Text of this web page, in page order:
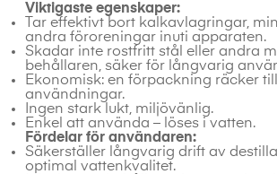
Viktigaste egenskaper:
Tar effektivt bort kalkavlagringar,
andra föroreningar inuti apparaten.
Skadar inte rostfritt stål eller andra
behållaren, säker för långvarig
Ekonomisk: en förpackning räcker
användningar.
Ingen stark lukt, miljövänlig.
Enkel att använda – löses i vatten.
Fördelar för användaren:
Säkerställer långvarig drift av
optimal vattenkvalitet.